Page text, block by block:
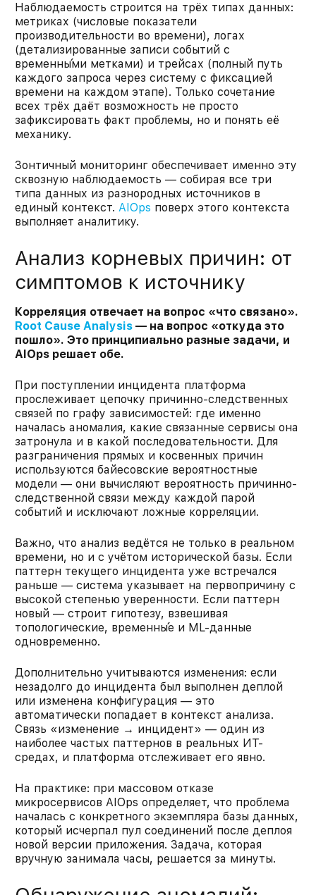
Наблюдаемость строится на трёх типах данных:
метриках (числовые показатели
производительности во времени), логах
(детализированные записи событий с
временны́ми метками) и трейсах (полный путь
каждого запроса через систему с фиксацией
времени на каждом этапе). Только сочетание
всех трёх даёт возможность не просто
зафиксировать факт проблемы, но и понять её
механику.
Зонтичный мониторинг обеспечивает именно эту
сквозную наблюдаемость — собирая все три
типа данных из разнородных источников в
единый контекст. AIOps поверх этого контекста
выполняет аналитику.
Анализ корневых причин: от
симптомов к источнику
Корреляция отвечает на вопрос «что связано».
Root Cause Analysis— на вопрос «откуда это
пошло». Это принципиально разные задачи, и
AIOps решает обе.
При поступлении инцидента платформа
прослеживает цепочку причинно-следственных
связей по графу зависимостей: где именно
началась аномалия, какие связанные сервисы она
затронула и в какой последовательности. Для
разграничения прямых и косвенных причин
используются байесовские вероятностные
модели — они вычисляют вероятность причинно-
следственной связи между каждой парой
событий и исключают ложные корреляции.
Важно, что анализ ведётся не только в реальном
времени, но и с учётом исторической базы. Если
паттерн текущего инцидента уже встречался
раньше — система указывает на первопричину с
высокой степенью уверенности. Если паттерн
новый — строит гипотезу, взвешивая
топологические, временны́е и ML-данные
одновременно.
Дополнительно учитываются изменения: если
незадолго до инцидента был выполнен деплой
или изменена конфигурация — это
автоматически попадает в контекст анализа.
Связь «изменение → инцидент» — один из
наиболее частых паттернов в реальных ИТ-
средах, и платформа отслеживает его явно.
На практике: при массовом отказе
микросервисов AIOps определяет, что проблема
началась с конкретного экземпляра базы данных,
который исчерпал пул соединений после деплоя
новой версии приложения. Задача, которая
вручную занимала часы, решается за минуты.